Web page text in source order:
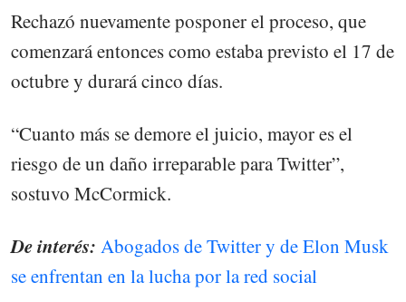
Rechazó nuevamente posponer el proceso, que
comenzará entonces como estaba previsto el 17 de
octubre y durará cinco días.
“Cuanto más se demore el juicio, mayor es el
riesgo de un daño irreparable para Twitter”,
sostuvo McCormick.
De interés: Abogados de Twitter y de Elon Musk
se enfrentan en la lucha por la red social